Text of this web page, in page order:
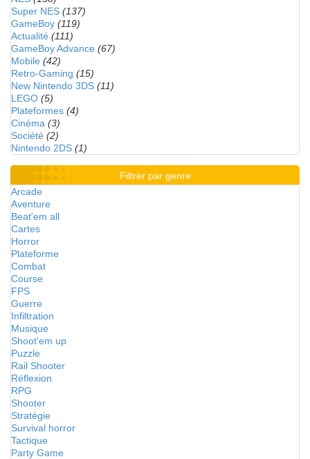
Super NES (137)
GameBoy (119)
Actualité (111)
GameBoy Advance (67)
Mobile (42)
Retro-Gaming (15)
New Nintendo 3DS (11)
LEGO (5)
Plateformes (4)
Cinéma (3)
Société (2)
Nintendo 2DS (1)
Filtrer par genre
Arcade
Aventure
Beat'em all
Cartes
Horror
Plateforme
Combat
Course
FPS
Guerre
Infiltration
Musique
Shoot'em up
Puzzle
Rail Shooter
Réflexion
RPG
Shooter
Stratégie
Survival horror
Tactique
Party Game